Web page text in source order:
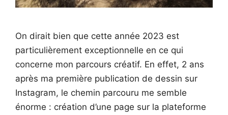
On dirait bien que cette année 2023 est
particulièrement exceptionnelle en ce qui
concerne mon parcours créatif. En effet, 2 ans
après ma première publication de dessin sur
Instagram, le chemin parcouru me semble
énorme : création d’une page sur la plateforme